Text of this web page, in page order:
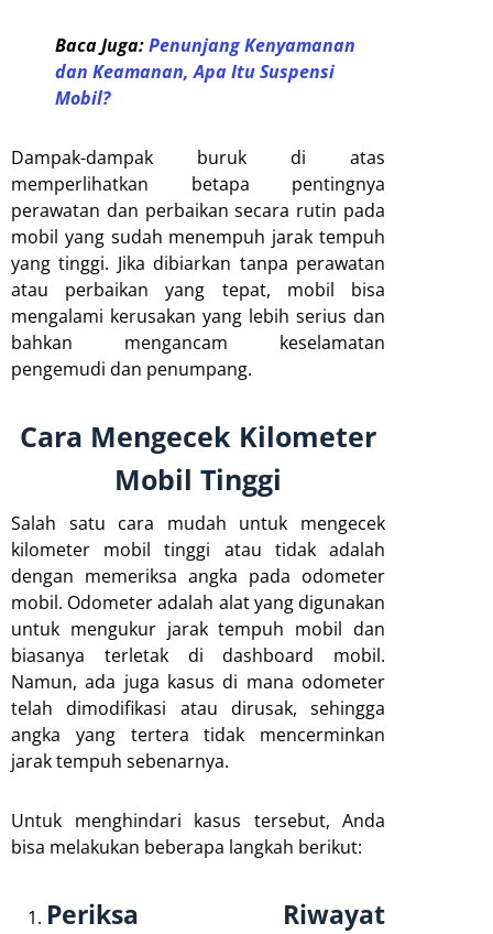
Baca Juga:Penunjang Kenyamanan
dan Keamanan, Apa Itu Suspensi
Mobil?
Dampak-dampak buruk di atas
memperlihatkan betapa pentingnya
perawatan dan perbaikan secara rutin pada
mobil yang sudah menempuh jarak tempuh
yang tinggi. Jika dibiarkan tanpa perawatan
atau perbaikan yang tepat, mobil bisa
mengalami kerusakan yang lebih serius dan
bahkan mengancam keselamatan
pengemudi dan penumpang.
Cara Mengecek Kilometer
Mobil Tinggi
Salah satu cara mudah untuk mengecek
kilometer mobil tinggi atau tidak adalah
dengan memeriksa angka pada odometer
mobil. Odometer adalah alat yang digunakan
untuk mengukur jarak tempuh mobil dan
biasanya terletak di dashboard mobil.
Namun, ada juga kasus di mana odometer
telah dimodifikasi atau dirusak, sehingga
angka yang tertera tidak mencerminkan
jarak tempuh sebenarnya.
Untuk menghindari kasus tersebut, Anda
bisa melakukan beberapa langkah berikut:
Periksa Riwayat